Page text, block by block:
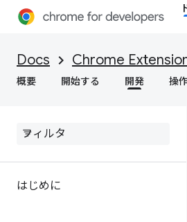
Docs Chrome
概要 開始する 開発 操
はじめに